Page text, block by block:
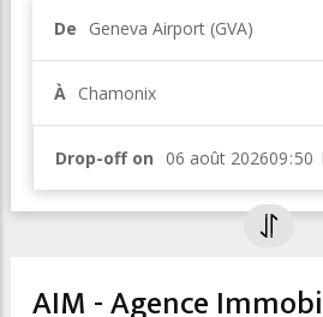
De Geneva Airport (GVA)
À Chamonix
Drop-off on Heure
AIM - Agence